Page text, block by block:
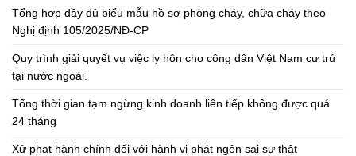
Tổng hợp đầy đủ biểu mẫu hồ sơ phòng cháy, chữa cháy theo
Nghị định 105/2025/NĐ-CP
Quy trình giải quyết vụ việc ly hôn cho công dân Việt Nam cư trú
tại nước ngoài.
Tổng thời gian tạm ngừng kinh doanh liên tiếp không được quá
24 tháng
Xử phạt hành chính đối với hành vi phát ngôn sai sự thật